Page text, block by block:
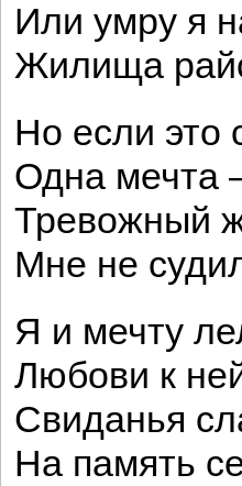
Или умру я
Жилища
Но если это
Одна мечта
Тревожный
Мне не
Я и мечту
Любови к
Свиданья
На память